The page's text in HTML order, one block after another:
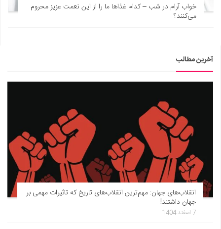
خواب آرام در شب – کدام غذاها ما را از این نعمت عزیز محروم
می‌کنند؟
آخرین مطالب
انقلاب‌های جهان: مهم‌ترین انقلاب‌های تاریخ که تاثیرات مهمی بر
جهان داشتند!
7 اسفند 1404